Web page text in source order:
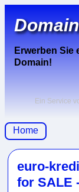
Erwerben Sie
Domain!
Ein Service
Home
euro-
for SALE